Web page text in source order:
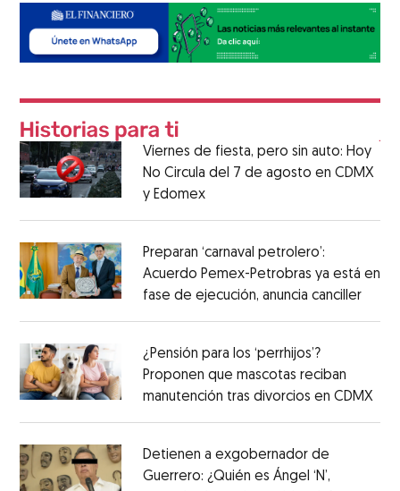
Viernes de fiesta, pero sin auto: Hoy
No Circula del 7 de agosto en CDMX
y Edomex
Preparan ‘carnaval petrolero’:
Acuerdo Pemex-Petrobras ya está en
fase de ejecución, anuncia canciller
¿Pensión para los ‘perrhijos’?
Proponen que mascotas reciban
manutención tras divorcios en CDMX
Detienen a exgobernador de
Guerrero: ¿Quién es Ángel ‘N’,